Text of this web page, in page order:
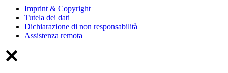
Imprint & Copyright
Tutela dei dati
Dichiarazione di non responsabilità
Assistenza remota